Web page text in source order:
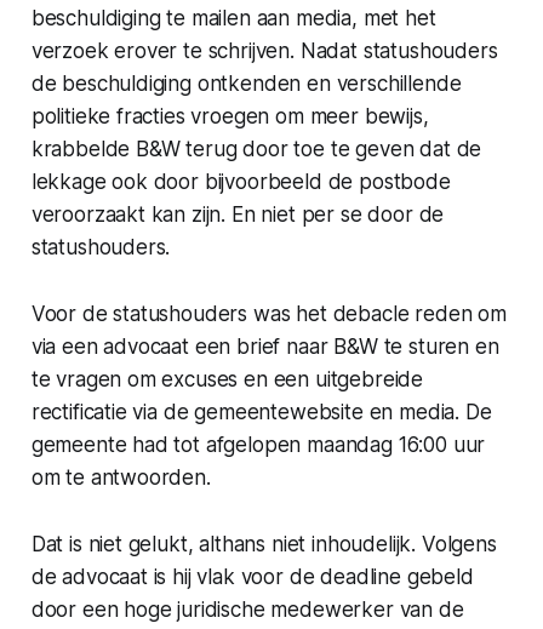
beschuldiging te mailen aan media, met het
verzoek erover te schrijven. Nadat statushouders
de beschuldiging ontkenden en verschillende
politieke fracties vroegen om meer bewijs,
krabbelde B&W terug door toe te geven dat de
lekkage ook door bijvoorbeeld de postbode
veroorzaakt kan zijn. En niet per se door de
statushouders.
Voor de statushouders was het debacle reden om
via een advocaat een brief naar B&W te sturen en
te vragen om excuses en een uitgebreide
rectificatie via de gemeentewebsite en media. De
gemeente had tot afgelopen maandag 16:00 uur
om te antwoorden.
Dat is niet gelukt, althans niet inhoudelijk. Volgens
de advocaat is hij vlak voor de deadline gebeld
door een hoge juridische medewerker van de